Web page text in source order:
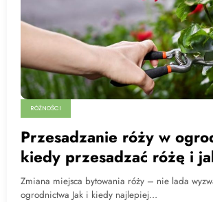
RÓŻNOŚCI
Przesadzanie róży w
kiedy przesadzać różę i
prawidłowo?
Zmiana miejsca bytowania róży – nie lada
ogrodnictwa Jak i kiedy najlepiej…